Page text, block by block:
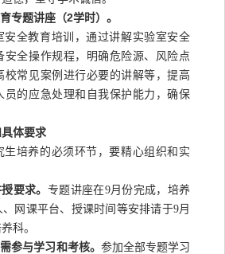
专题讲座（2学时）。
安全教育培训 ，通过讲解实验室安全
安全操作规程，明确危险源、风险点
校常见案例进行必要的讲解等，提高
员的应急处理和自我保护能力，确保
体要求
生培养的必须环节，要精心组织和实
要求。 专题讲座在9月份完成，培养
网课平台、授课时间等安排请于9月
科。
参与学习和考核。 参加全部专题学习